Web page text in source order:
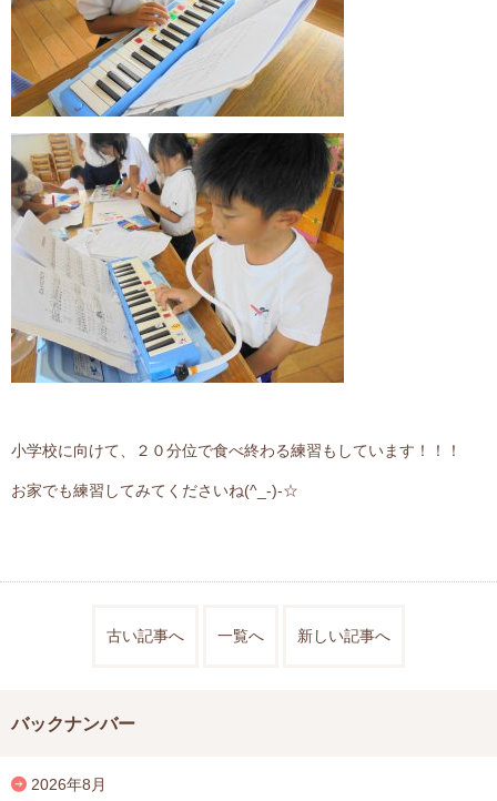
小学校に向けて、２０分位で食べ終わる練習もしています！！！
お家でも練習してみてくださいね(^_-)-☆
古い記事へ 一覧へ 新しい記事へ
バックナンバー
2026年8月